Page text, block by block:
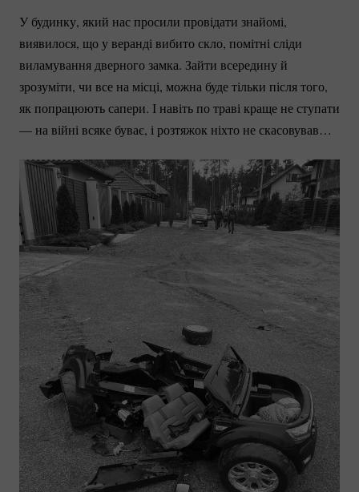
У будинку, який нас просили провідати знайомі,
виявилося, що у веранді вибито скло, помітні сліди
виламування дверного замка. Зайти всередину й
зрозуміти, чи все на місці, можна буде тільки після того,
як попрацюють сапери. І навіть по траві краще не ступати
— на війні всяке буває, і розтяжок ніхто не скасовував…